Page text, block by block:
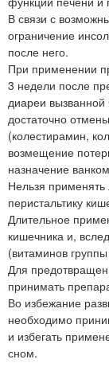
В связи с
ограничение
после него.
При применении
3 недели после
диареи вызванной
достаточно
(колестирамин,
возмещение
назначение
Нельзя
перистальтику
Длительное
кишечника и,
(витаминов
Для
принимать
Во избежание
необходимо
и избегать
сном.